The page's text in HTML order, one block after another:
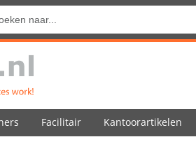
Facilitair Kantoorartikelen